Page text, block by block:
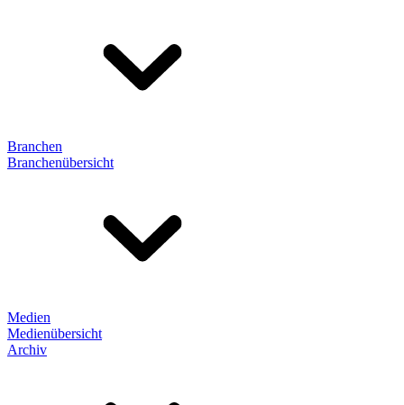
Branchen
Branchenübersicht
Medien
Medienübersicht
Archiv